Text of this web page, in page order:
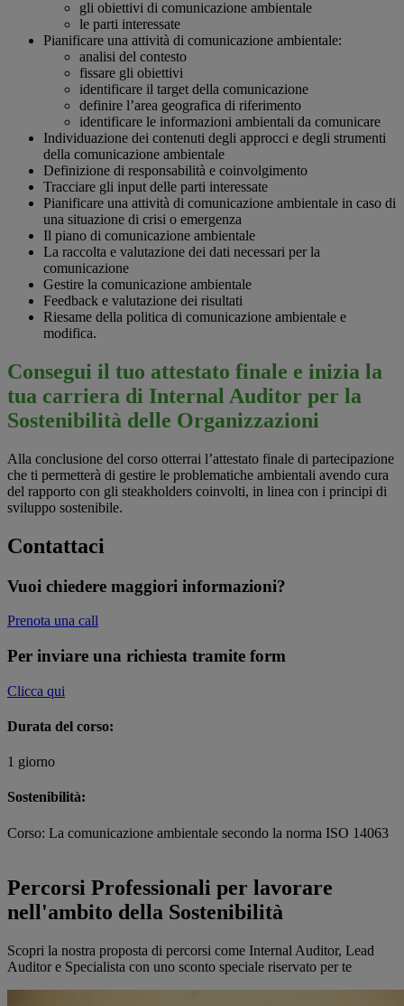
gli obiettivi di comunicazione ambientale
le parti interessate
Pianificare una attività di comunicazione ambientale:
analisi del contesto
fissare gli obiettivi
identificare il target della comunicazione
definire l’area geografica di riferimento
identificare le informazioni ambientali da comunicare
Individuazione dei contenuti degli approcci e degli strumenti
della comunicazione ambientale
Definizione di responsabilità e coinvolgimento
Tracciare gli input delle parti interessate
Pianificare una attività di comunicazione ambientale in caso di
una situazione di crisi o emergenza
Il piano di comunicazione ambientale
La raccolta e valutazione dei dati necessari per la
comunicazione
Gestire la comunicazione ambientale
Feedback e valutazione dei risultati
Riesame della politica di comunicazione ambientale e
modifica.
Consegui il tuo attestato finale e inizia la
tua carriera di Internal Auditor per la
Sostenibilità delle Organizzazioni
Alla conclusione del corso otterrai l’attestato finale di partecipazione
che ti permetterà di gestire le problematiche ambientali avendo cura
del rapporto con gli steakholders coinvolti, in linea con i principi di
sviluppo sostenibile.
Contattaci
Vuoi chiedere maggiori informazioni?
Prenota una call
Per inviare una richiesta tramite form
Clicca qui
Durata del corso:
1 giorno
Sostenibilità:
Corso: La comunicazione ambientale secondo la norma ISO 14063
Percorsi Professionali per lavorare
nell'ambito della Sostenibilità
Scopri la nostra proposta di percorsi come Internal Auditor, Lead
Auditor e Specialista con uno sconto speciale riservato per te